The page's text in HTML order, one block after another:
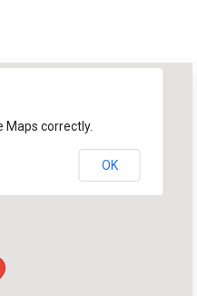
Maps correctly.
OK